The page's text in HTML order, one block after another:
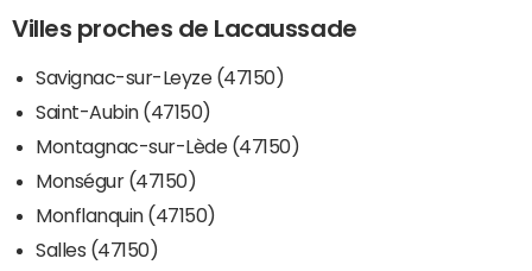
Villes proches de Lacaussade
Savignac-sur-Leyze (47150)
Saint-Aubin (47150)
Montagnac-sur-Lède (47150)
Monségur (47150)
Monflanquin (47150)
Salles (47150)